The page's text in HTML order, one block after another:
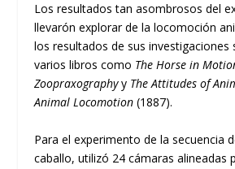
Los resultados tan asombrosos del
llevarón explorar de la locomoción
los resultados de sus investigaciones
varios libros como The Horse in
Zoopraxographyy The Attitudes of
Animal Locomotion (1887).
Para el experimento de la secuencia
caballo, utilizó 24 cámaras alineadas